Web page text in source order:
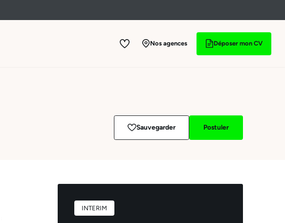
Nos agences Déposer mon CV
Sauvegarder Postuler
INTERIM